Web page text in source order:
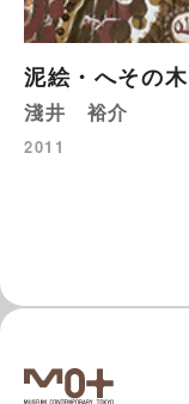
泥絵・へその木
淺井 裕介
2011